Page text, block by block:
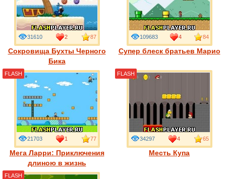
Сокровища Бухты Черного
Бика
31610 2 87
Супер блеск братьев Марио
109683 4 84
Мега Ларри: Приключения
длиною в жизнь
21703 1 77
FLASH
Месть Купа
34297 4 65
FLASH
FLASH